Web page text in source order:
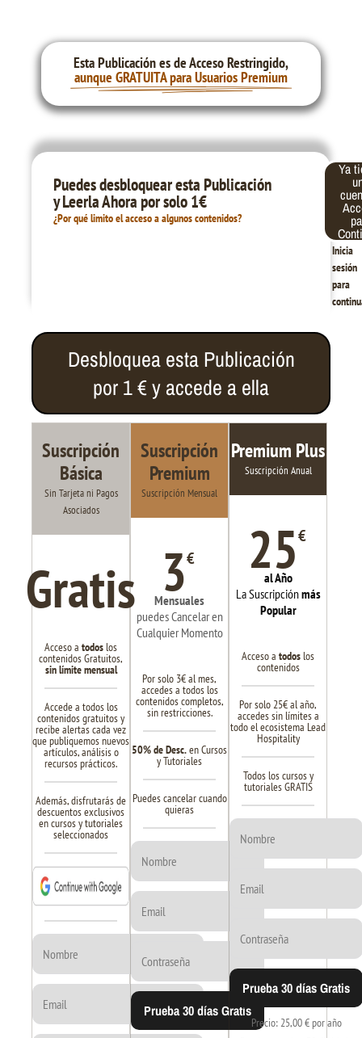
Esta Publicación es de Acceso Restringido,
aunque GRATUITA para Usuarios Premium
Puedes desbloquear esta Publicación
y Leerla Ahora por solo 1€
¿Por qué limito el acceso a algunos contenidos?
Correo
electrónico
Contraseña
Ya
Inicia
sesión
para
Desbloquea esta Publicación
por 1 € y accede a ella
Suscripción
Básica
Sin Tarjeta ni Pagos
Asociados
Gratis
Acceso atodoslos
contenidos Gratuitos,
sin límite mensual
Accede a todos los
contenidos gratuitos y
recibe alertas cada vez
que publiquemos nuevos
artículos, análisis o
recursos prácticos.
Además, disfrutarás de
descuentos exclusivos
en cursos y tutoriales
seleccionados
Suscripción
Premium
Suscripción Mensual
3€
Mensuales
puedes Cancelar en
Cualquier Momento
Por solo 3€ al mes,
accedes a todos los
contenidos completos,
sin restricciones.
50% de Desc.en Cursos
y Tutoriales
Puedes cancelar cuando
quieras
Prueba 30 días Gratis
Premium Plus
Suscripción Anual
25€
al Año
La Suscripciónmás
Popular
Acceso atodoslos
contenidos
Por solo 25€ al año,
accedes sin límites a
todo el ecosistema Lead
Hospitality
Todos los cursos y
tutoriales GRATIS
Prueba 30 días Gratis
Precio: 25,00 € por año